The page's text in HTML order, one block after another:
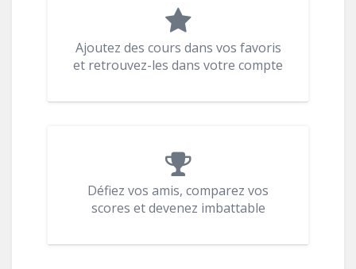
Ajoutez des cours dans vos favoris
et retrouvez-les dans votre compte
Défiez vos amis, comparez vos
scores et devenez imbattable